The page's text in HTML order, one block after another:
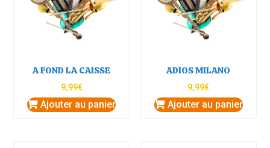
A FOND LA CAISSE
9,99€
Ajouter au panier
ADIOS MILANO
9,99€
Ajouter au panier